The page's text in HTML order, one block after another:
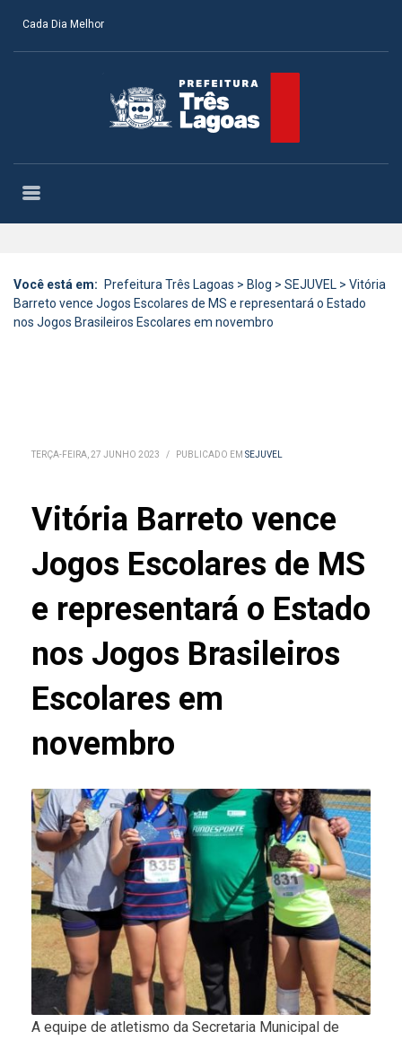
Cada Dia Melhor
Você está em: Prefeitura Três Lagoas > Blog > SEJUVEL > Vitória
Barreto vence Jogos Escolares de MS e representará o Estado
nos Jogos Brasileiros Escolares em novembro
TERÇA-FEIRA, 27 JUNHO 2023 / PUBLICADO EM SEJUVEL
Vitória Barreto vence
Jogos Escolares de MS
e representará o Estado
nos Jogos Brasileiros
Escolares em
novembro
A equipe de atletismo da Secretaria Municipal de